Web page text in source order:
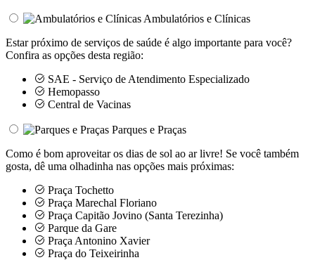
Ambulatórios e Clínicas
Estar próximo de serviços de saúde é algo importante para você?
Confira as opções desta região:
SAE - Serviço de Atendimento Especializado
Hemopasso
Central de Vacinas
Parques e Praças
Como é bom aproveitar os dias de sol ao ar livre! Se você também
gosta, dê uma olhadinha nas opções mais próximas:
Praça Tochetto
Praça Marechal Floriano
Praça Capitão Jovino (Santa Terezinha)
Parque da Gare
Praça Antonino Xavier
Praça do Teixeirinha